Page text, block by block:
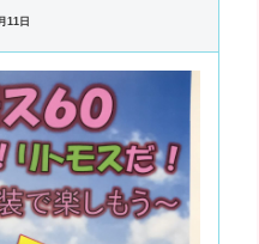
11日